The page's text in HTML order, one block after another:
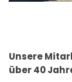
Unsere
über 40